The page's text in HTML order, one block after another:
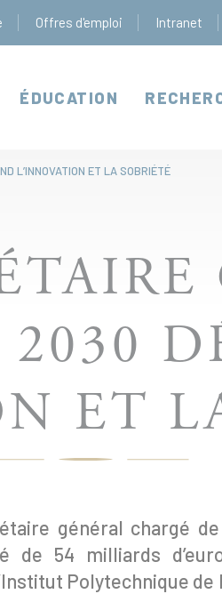
Offres d'emploi Intranet
ÉDUCATION
L’INNOVATION ET LA SOBRIÉTÉ
ET
général chargé
de 54 milliards
Polytechnique